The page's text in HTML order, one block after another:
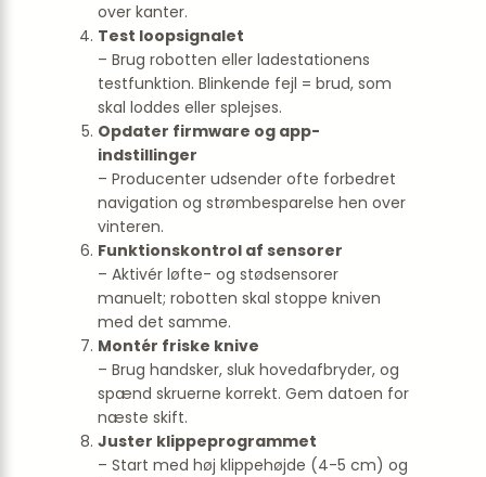
over kanter.
Test loopsignalet
– Brug robotten eller ladestationens
testfunktion. Blinkende fejl = brud, som
skal loddes eller splejses.
Opdater firmware og app-
indstillinger
– Producenter udsender ofte forbedret
navigation og strømbesparelse hen over
vinteren.
Funktionskontrol af sensorer
– Aktivér løfte- og stød­sensorer
manuelt; robotten skal stoppe kniven
med det samme.
Montér friske knive
– Brug handsker, sluk hovedafbryder, og
spænd skruerne korrekt. Gem datoen for
næste skift.
Juster klippeprogrammet
– Start med høj klippehøjde (4-5 cm) og